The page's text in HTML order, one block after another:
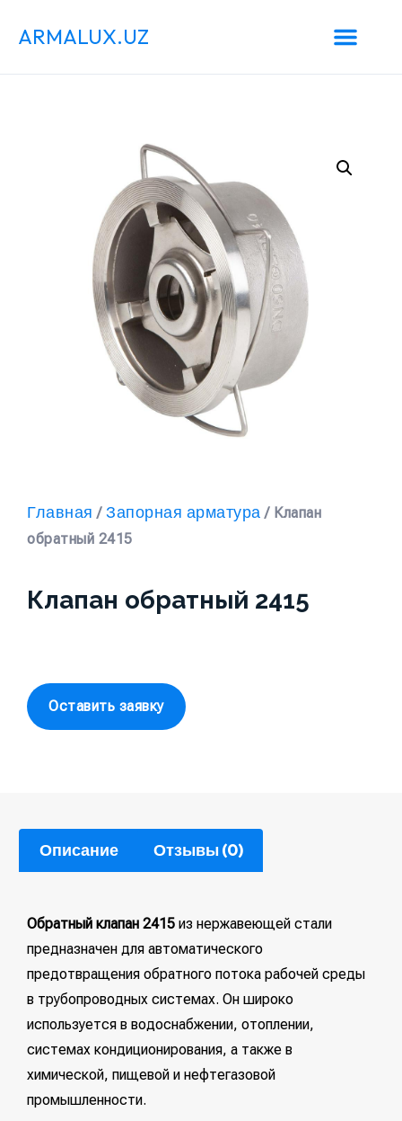
ARMALUX.UZ
Главная / Запорная арматура / Клапан
обратный 2415
Клапан обратный 2415
Оставить заявку
Описание Отзывы (0)
Обратный клапан 2415 из нержавеющей стали
предназначен для автоматического
предотвращения обратного потока рабочей среды
в трубопроводных системах. Он широко
используется в водоснабжении, отоплении,
системах кондиционирования, а также в
химической, пищевой и нефтегазовой
промышленности.